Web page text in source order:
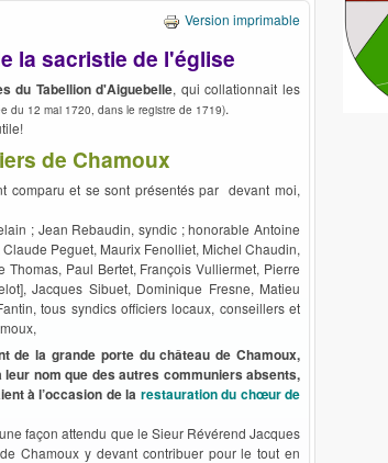
Version imprimable
la sacristie de l'église
du Tabellion d'Aiguebelle, qui collationnait les
du 12 mai 1720, dans le registre de 1719).
de Chamoux
comparu et se sont présentés par devant moi,
; Jean Rebaudin, syndic ; honorable Antoine
Peguet, Maurix Fenolliet, Michel Chaudin,
Paul Bertet, François Vulliermet, Pierre
Jacques Sibuet, Dominique Fresne, Matieu
tous syndics officiers locaux, conseillers et
de la grande porte du château de Chamoux,
nom que des autres communiers absents,
à l’occasion de la restauration du chœur de
façon attendu que le Sieur Révérend Jacques
Chamoux y devant contribuer pour le tout en